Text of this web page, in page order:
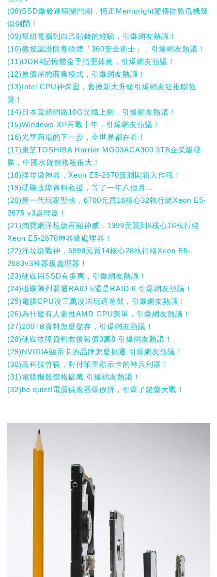
(08)SSD爆發連環關門潮，憶正Memoright驚傳財務危機疑
似倒閉！
(09)幫組電腦到自己貼錢的經驗，引爆網友熱議！
(10)教授認證防毒軟體「360安全衛士」，引爆網友熱議！
(11)DDR4記憶體金手指歪掉惹，引爆網友熱議！
(12)原價屋的商業模式，引爆網友熱議！
(13)Intel CPU神保固，舊換新大升級引爆網友狂推聯強
貨！
(14)日本寬頻網路10G光纖上網，引爆網友熱議！
(15)Windows XP再戰十年，引爆網友熱議！
(16)光華商場的下一步，全世界都在看！
(17)東芝TOSHIBA Harrier MG03ACA300 3TB企業級硬
碟，中國水貨價格殺很大！
(18)洋垃圾神器，Xeon E5-2670實測開箱大作戰！
(19)硬碟故障資料救援，等了一年八個月...
(20)新一代玩家聖物，6700元買16核心32執行緒Xeon E5-
2675 v3處理器！
(21)淘寶網洋垃圾再顯神威，1999元買到8核心16執行緒
Xeon E5-2670神器級處理器！
(22)洋垃圾戰神，5999元買14核心28執行緒Xeon E5-
2683v3神器級處理器！
(23)硬碟用SSD有多爽，引爆網友熱議！
(24)磁碟陣列要選RAID 5還是RAID 6 引爆網友熱議！
(25)電腦CPU沒三萬沒法玩這遊戲，引爆網友熱議！
(26)為什麼有人要推AMD CPU菜單，引爆網友熱議！
(27)200TB資料怎麼儲存，引爆網友熱議！
(28)硬碟故障資料救援報價3萬8 引爆網友熱議！
(29)NVIDIA顯示卡的品牌怎麼挑選 引爆網友熱議！
(30)高科技竹筷，對付笨重顯示卡的神兵利器！
(31)電腦機殼價格破萬 引爆網友熱議！
(32)be quiet!電源供應器爆假貨，引爆了鍵盤大戰！